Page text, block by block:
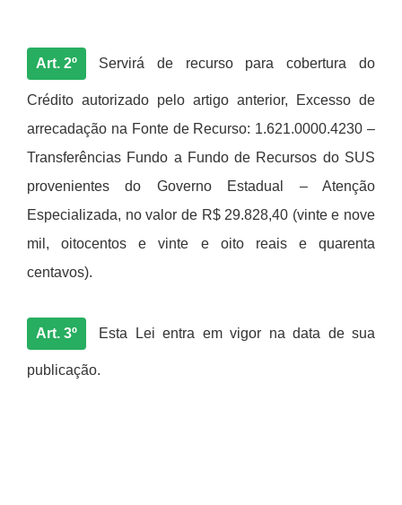
Art. 2º Servirá de recurso para cobertura do
Crédito autorizado pelo artigo anterior, Excesso de
arrecadação na Fonte de Recurso: 1.621.0000.4230 –
Transferências Fundo a Fundo de Recursos do SUS
provenientes do Governo Estadual – Atenção
Especializada, no valor de R$ 29.828,40 (vinte e nove
mil, oitocentos e vinte e oito reais e quarenta
centavos).
Art. 3º Esta Lei entra em vigor na data de sua
publicação.